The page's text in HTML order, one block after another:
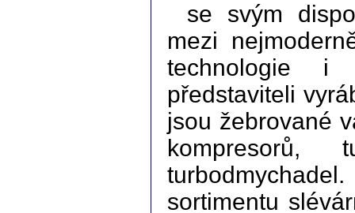
se svým
mezi
technologie i
představiteli
jsou žebrované
kompresorů,
sortimentu